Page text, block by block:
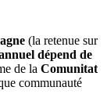
(la retenue sur
dépend de
de la Comunitat
communauté